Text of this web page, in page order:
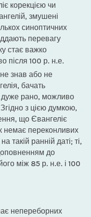
корекцією чи
змушені
синоптичних
перевагу
стає важко
після 100 р. н.е.
знав або не
бачать
дуже рано, можливо
з цією думкою,
що Євангеліє
немає переконливих
такій ранній даті; ті,
до
між 85 р. н.е. і 100
непереборних